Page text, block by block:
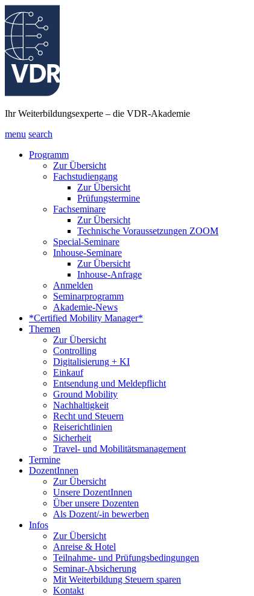
Ihr Weiterbildungsexperte – die VDR-Akademie
menu search
Programm
Zur Übersicht
Fachstudiengang
Zur Übersicht
Prüfungstermine
Fachseminare
Zur Übersicht
Technische Voraussetzungen ZOOM
Special-Seminare
Inhouse-Seminare
Zur Übersicht
Inhouse-Anfrage
Anmelden
Seminarprogramm
Akademie-News
*Certified Mobility Manager*
Themen
Zur Übersicht
Controlling
Digitalisierung + KI
Einkauf
Entsendung und Meldepflicht
Ground Mobility
Nachhaltigkeit
Recht und Steuern
Reiserichtlinien
Sicherheit
Travel- und Mobilitätsmanagement
Termine
DozentInnen
Zur Übersicht
Unsere DozentInnen
Über unsere Dozenten
Als Dozent/-in bewerben
Infos
Zur Übersicht
Anreise & Hotel
Teilnahme- und Prüfungsbedingungen
Seminar-Absicherung
Mit Weiterbildung Steuern sparen
Kontakt